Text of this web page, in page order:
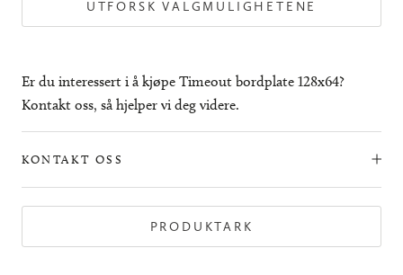
UTFORSK VALGMULIGHETENE
Er du interessert i å kjøpe Timeout bordplate 128x64?
Kontakt oss, så hjelper vi deg videre.
KONTAKT OSS
PRODUKTARK